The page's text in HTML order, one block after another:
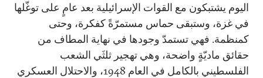
اليوم يشتبكون مع القوات الإسرائيلية بعد عامٍ على توغّلها
في غزة، وستبقى حماس مستمرّةً كفكرة، وحتى
كمنظمة. فهي تستمدّ وجودها في نهاية المطاف من
حقائق ماديّةٍ واضحة، وهي تهجير ثلثَي الشعب
الفلسطيني بالكامل في العام 1948، والاحتلال العسكري